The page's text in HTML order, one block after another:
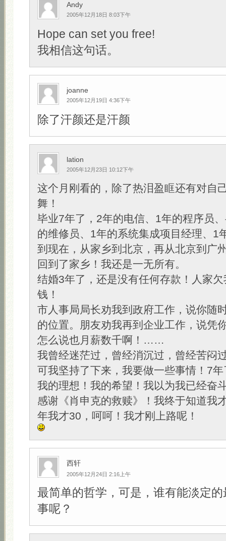
Andy
2005年12月18日 8:03下午
Hope can set you free!
我相信这句话。
joanne
2005年12月19日 4:36下午
除了汗颜还是汗颜
lation
2005年12月23日 10:12下午
这个月刚看的，除了热泪盈眶还有对自
舞！
毕业7年了，2年的电信、1年的程序员
的维修员、1年的系统集成项目经理、1
到现在，从家乡到北京，再从北京到广
回到了家乡！我还是一无所有。
结婚3年了，还是没有任何存款！人家
钱！
市人事局局长劝我到政府工作，说你随
的位置。朋友劝我再到企业工作，说凭
怎么说也月薪数千啊！……
我曾经迷茫过，曾经消沉过，曾经苦
可我坚持了下来，我要做一些事情！7
我的理想！我的希望！我以为我已经奋
感谢《肖申克的救赎》！我终于知道我
年我才30，呵呵！我才刚上路呢！
西轩
2005年12月24日 2:16上午
最简单的哲学，可是，谁有能淡定
事呢？